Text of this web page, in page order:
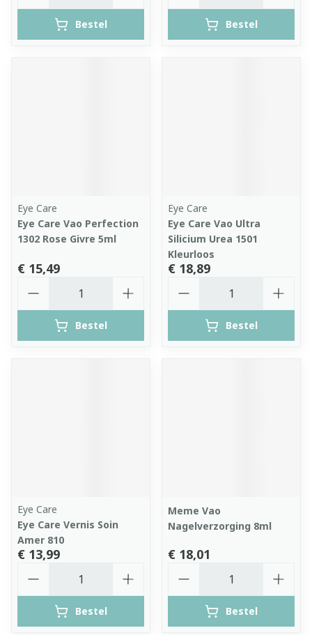
Bestel Bestel
Eye Care
Eye Care Vao Perfection
1302 Rose Givre 5ml
€ 15,49
Bestel
Eye Care
Eye Care Vao Ultra
Silicium Urea 1501
Kleurloos
€ 18,89
Bestel
Eye Care
Eye Care Vernis Soin
Amer 810
€ 13,99
Bestel
Meme Vao
Nagelverzorging 8ml
€ 18,01
Bestel